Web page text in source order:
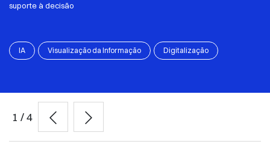
suporte à decisão
IA Visualização da Informação Digitalização
1 /4